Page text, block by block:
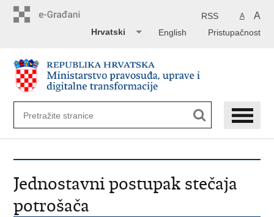
A A
RSS
Pristupačnost
English
Hrvatski
Jednostavni postupak stečaja
potrošača